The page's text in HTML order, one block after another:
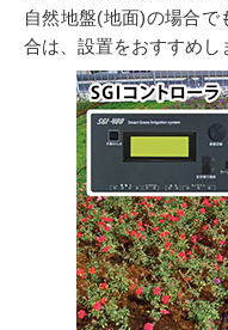
自然地盤(地面)の場合
合は、設置をおすすめし